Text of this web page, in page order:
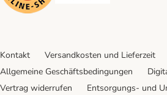
Kontakt Versandkosten und Lieferzeit
Allgemeine Geschäftsbedingungen
Vertrag widerrufen
Entsorgungs- und